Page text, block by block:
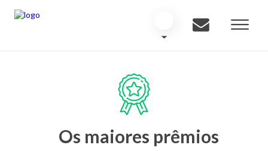
Os maiores prêmios